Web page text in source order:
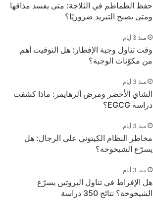
حفظ الطماطم في الثلاجة: متى يفسد مذاقها
ومتى يصبح التبريد ضروريًا؟
منذ 3 أيام
وقت تناول وجبة الإفطار: هل التوقيت أهم
من مكوّنات الوجبة؟
منذ 3 أيام
الشاي الأخضر ومرض ألزهايمر: ماذا كشفت
دراسة EGCG؟
منذ 3 أيام
مخاطر النظام الكيتوني على الرجال: هل
يسرّع الشيخوخة؟
منذ 3 أيام
هل الإفراط في تناول البروتين يسرّع
الشيخوخة؟ نتائج 350 دراسة